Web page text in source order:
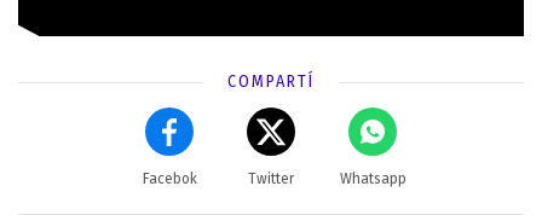
COMPARTÍ
Facebok Twitter Whatsapp